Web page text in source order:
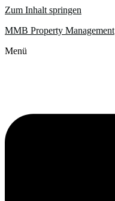
Zum Inhalt springen
MMB Property Management
Menü